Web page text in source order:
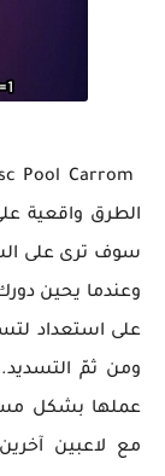
الطرق واقعية
سوف ترى على
وعندما يحين
على استعداد
ومن ثمّ
عملها بشكل
مع لاعبين